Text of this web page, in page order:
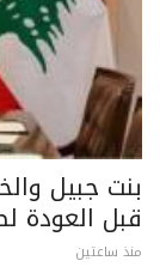
بنت جبيل
قبل العودة
منذ ساعتين